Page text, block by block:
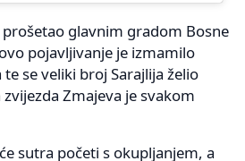
glavnim gradom Bosne
pojavljivanje je izmamilo
se veliki broj Sarajlija želio
Zmajeva je svakom
sutra početi s okupljanjem, a